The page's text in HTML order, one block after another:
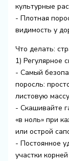
культурные
- Плотная
видимость у
Что делать:
1) Регулярное
- Самый
поросль:
листовую
- Скашивайте
«в ноль» при
или острой
- Постоянное
участки